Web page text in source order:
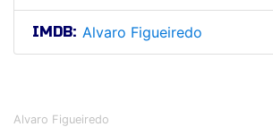
IMDB: Alvaro Figueiredo
Alvaro Figueiredo